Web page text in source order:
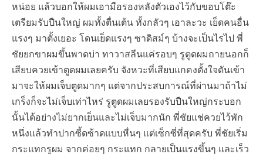
หน่อย แล้วบอกให้ผมเอามือรองหลังตัวเองไว้กับขอบโต๊ะ
เตรียมรับปืนใหญ่ ผมทั้งตื่นเต้น ทั้งกลัวๆ เอาละวะ เย็ดคนอื่น
แรงๆ มาตั้งเยอะ โดนเย็ดแรงๆ ซาดิสม์ๆ บ้างจะเป็นไรไป พี่
ชัยยกขาผมขึ้นพาดบ่า ทาวาสลีนแค่รอบๆ รูตูดผมถายนอกก็
เสียบควยเข้าตูดผมเลยครับ จังหวะที่เสียบแกคงตั้งใจดันเข้า
มาจะให้ผมเจ็บตูดมากๆ แต่จากประสบการณ์ที่ผ่านมาถ้าไม่
เกร็งก็จะไม่เจ็บเท่าไหร่ รูตูดผมเลยรองรับปืนใหญ่กระบอก
นั้นได้อย่างไม่ยากเย็นและไม่เจ็บมากนัก พี่ชัยแช่ควยไว้พัก
หนึ่งแล้วทำปากซี้ดซ้าดแบบหื่นๆ แต่เซ็กซี่ที่สุดครับ พี่ชัยเริ่ม
กระแทกรูผม จากค่อยๆ กระแทก กลายเป็นแรงขึ้นๆ และเร็ว